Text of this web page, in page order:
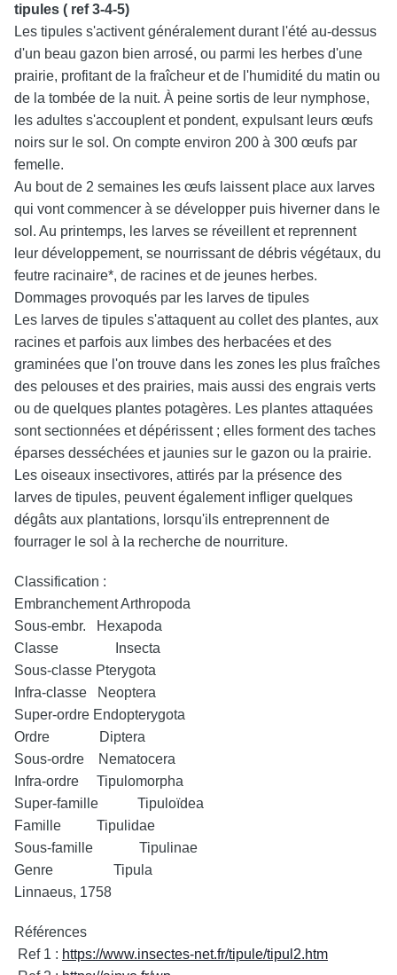
tipules ( ref 3-4-5)
Les tipules s'activent généralement durant l'été au-dessus
d'un beau gazon bien arrosé, ou parmi les herbes d'une
prairie, profitant de la fraîcheur et de l'humidité du matin ou
de la tombée de la nuit. À peine sortis de leur nymphose,
les adultes s'accouplent et pondent, expulsant leurs œufs
noirs sur le sol. On compte environ 200 à 300 œufs par
femelle.
Au bout de 2 semaines les œufs laissent place aux larves
qui vont commencer à se développer puis hiverner dans le
sol. Au printemps, les larves se réveillent et reprennent
leur développement, se nourrissant de débris végétaux, du
feutre racinaire*, de racines et de jeunes herbes.
Dommages provoqués par les larves de tipules
Les larves de tipules s'attaquent au collet des plantes, aux
racines et parfois aux limbes des herbacées et des
graminées que l'on trouve dans les zones les plus fraîches
des pelouses et des prairies, mais aussi des engrais verts
ou de quelques plantes potagères. Les plantes attaquées
sont sectionnées et dépérissent ; elles forment des taches
éparses desséchées et jaunies sur le gazon ou la prairie.
Les oiseaux insectivores, attirés par la présence des
larves de tipules, peuvent également infliger quelques
dégâts aux plantations, lorsqu'ils entreprennent de
fourrager le sol à la recherche de nourriture.
Classification :
Embranchement Arthropoda
Sous-embr. Hexapoda
Classe Insecta
Sous-classe Pterygota
Infra-classe Neoptera
Super-ordre Endopterygota
Ordre Diptera
Sous-ordre Nematocera
Infra-ordre Tipulomorpha
Super-famille Tipuloïdea
Famille Tipulidae
Sous-famille Tipulinae
Genre Tipula
Linnaeus, 1758
Références
Ref 1 : https://www.insectes-net.fr/tipule/tipul2.htm